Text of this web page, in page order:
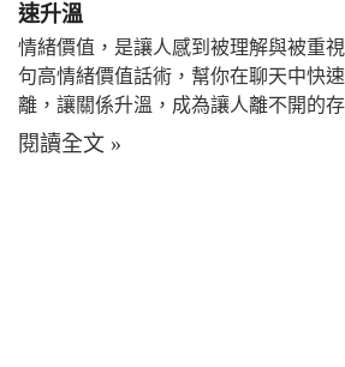
速升溫
情緒價值，是讓人感到被理解與被重
句高情緒價值話術，幫你在聊天中快
離，讓關係升溫，成為讓人離不開的存
閱讀全文 »